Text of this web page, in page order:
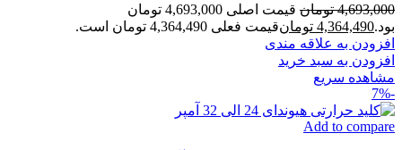
4,693,000 تومان
قیمت اصلی 4,693,000 تومان
بود.4,364,490 تومانقیمت فعلی 4,364,490 تومان است.
افزودن به علاقه مندی
افزودن به سبد خرید
مشاهده سریع
-7%
Add to compare